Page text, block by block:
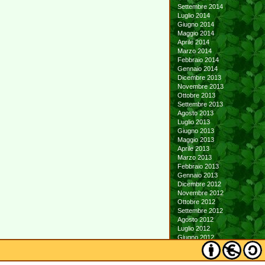
Settembre 2014
Luglio 2014
Giugno 2014
Maggio 2014
Aprile 2014
Marzo 2014
Febbraio 2014
Gennaio 2014
Dicembre 2013
Novembre 2013
Ottobre 2013
Settembre 2013
Agosto 2013
Luglio 2013
Giugno 2013
Maggio 2013
Aprile 2013
Marzo 2013
Febbraio 2013
Gennaio 2013
Dicembre 2012
Novembre 2012
Ottobre 2012
Settembre 2012
Agosto 2012
Luglio 2012
Giugno 2012
Maggio 2012
Aprile 2012